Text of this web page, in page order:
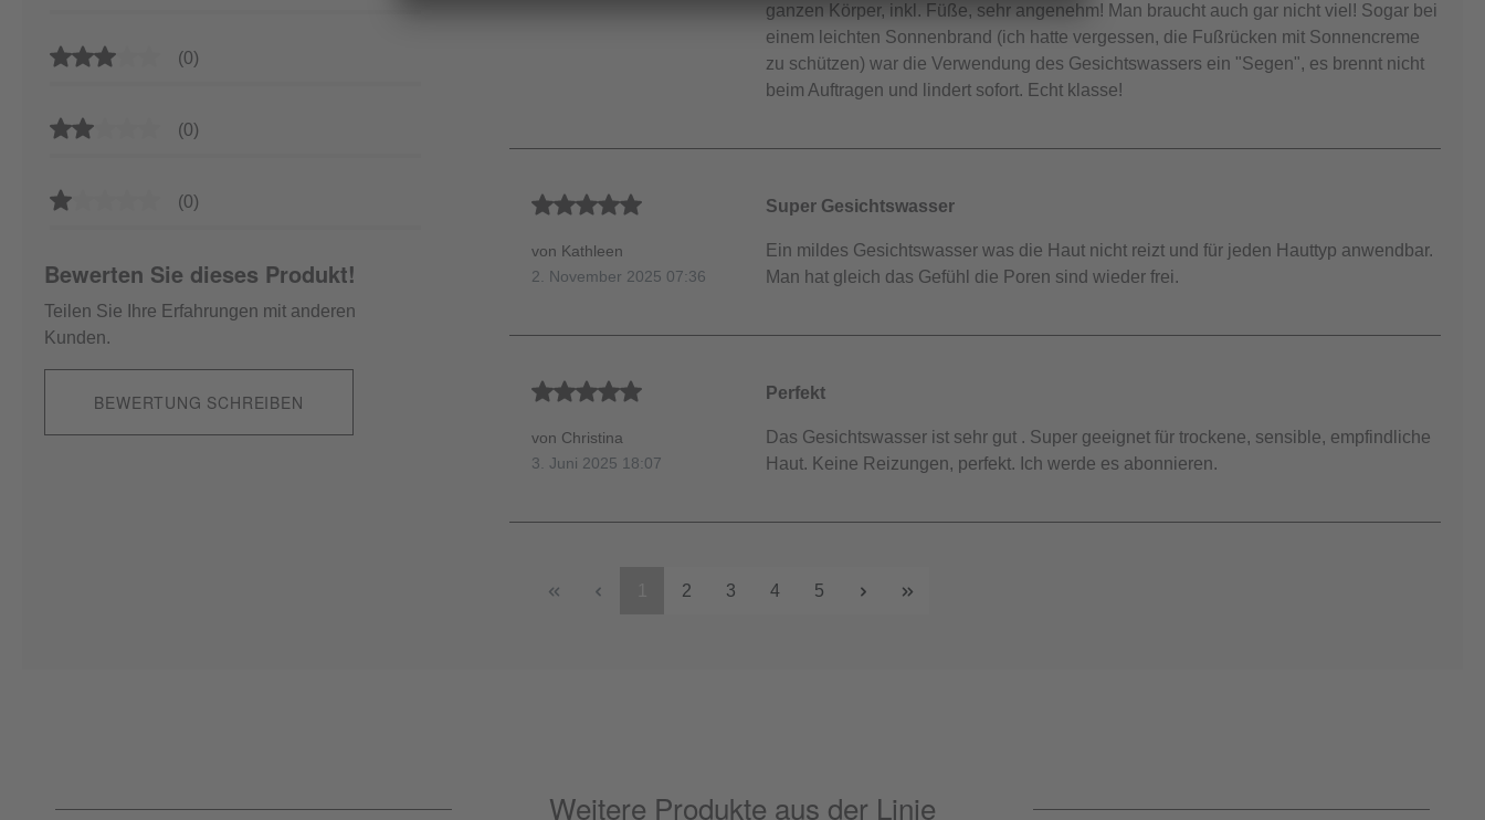
Durchschnittliche Bewertung von 3 von 5 Sternen
(0)
Durchschnittliche Bewertung von 2 von 5 Sternen
(0)
Durchschnittliche Bewertung von 1 von 5 Sternen
(0)
Bewerten Sie dieses Produkt!
Teilen Sie Ihre Erfahrungen mit anderen
Kunden.
BEWERTUNG SCHREIBEN
ganzen Körper, inkl. Füße, sehr angenehm! Man braucht auch gar nicht viel! Sogar bei
einem leichten Sonnenbrand (ich hatte vergessen, die Fußrücken mit Sonnencreme
zu schützen) war die Verwendung des Gesichtswassers ein "Segen", es brennt nicht
beim Auftragen und lindert sofort. Echt klasse!
Durchschnittliche Bewertung von 5 von 5 Sternen
von Kathleen
2. November 2025 07:36
Super Gesichtswasser
Ein mildes Gesichtswasser was die Haut nicht reizt und für jeden Hauttyp anwendbar.
Man hat gleich das Gefühl die Poren sind wieder frei.
Durchschnittliche Bewertung von 5 von 5 Sternen
von Christina
3. Juni 2025 18:07
Perfekt
Das Gesichtswasser ist sehr gut . Super geeignet für trockene, sensible, empfindliche
Haut. Keine Reizungen, perfekt. Ich werde es abonnieren.
2 3 4 5
Weitere Produkte aus der Linie